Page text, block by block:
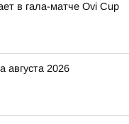
в гала-матче Ovi Cup
августа 2026